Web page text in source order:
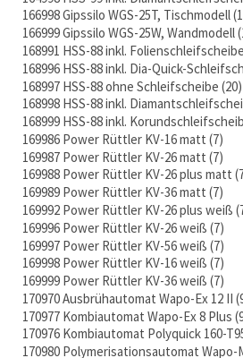
166998 Gipssilo WGS-25T, Tischmodell
166999 Gipssilo WGS-25W, Wandmodell
168991 HSS-88 inkl. Folienschleifscheibe
168996 HSS-88 inkl. Dia-Quick-
168997 HSS-88 ohne Schleifscheibe 20
168998 HSS-88 inkl.
168999 HSS-88 inkl.
169986 Power Rüttler KV-16 matt 7
169987 Power Rüttler KV-26 matt 7
169988 Power Rüttler KV-26 plus matt
169989 Power Rüttler KV-36 matt 7
169992 Power Rüttler KV-26 plus weiß
169996 Power Rüttler KV-26 weiß 7
169997 Power Rüttler KV-56 weiß 7
169998 Power Rüttler KV-16 weiß 7
169999 Power Rüttler KV-36 weiß 7
170970 Ausbrühautomat Wapo-Ex 12 II
170977 Kombiautomat Wapo-Ex 8 Plus
170976 Kombiautomat Polyquick 160-
170980 Polymerisationsautomat Wapo-